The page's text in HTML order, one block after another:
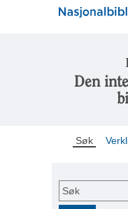
Den
Søk
Søk